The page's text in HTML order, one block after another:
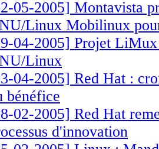
05-2005] Montavista
Linux Mobilinux
04-2005] Projet
Linux
04-2005] Red Hat :
bénéfice
02-2005] Red Hat
d'innovation